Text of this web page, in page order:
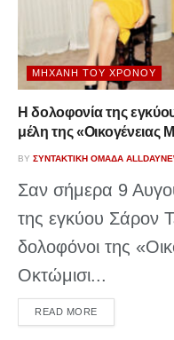
ΜΗΧΑΝΉ ΤΟΥ ΧΡΌΝΟΥ
Η δολοφονία της
μέλη της «Οικογένειας
BY ΣΥΝΤΑΚΤΙΚΉ ΟΜΆΔΑ
Σαν σήμερα 9
της εγκύου Σάρον
δολοφόνοι της
Οκτώμισι...
READ MOREDETAILS